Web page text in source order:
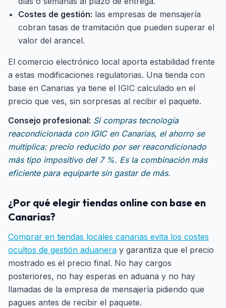
Costes de gestión: las empresas de mensajería
cobran tasas de tramitación que pueden superar el
valor del arancel.
El comercio electrónico local aporta estabilidad frente
a estas modificaciones regulatorias. Una tienda con
base en Canarias ya tiene el IGIC calculado en el
precio que ves, sin sorpresas al recibir el paquete.
Consejo profesional: Si compras tecnología
reacondicionada con IGIC en Canarias, el ahorro se
multiplica: precio reducido por ser reacondicionado
más tipo impositivo del 7 %. Es la combinación más
eficiente para equiparte sin gastar de más.
¿Por qué elegir tiendas online con base en
Canarias?
Comprar en tiendas locales canarias evita los costes
ocultos de gestión aduanera y garantiza que el precio
mostrado es el precio final. No hay cargos
posteriores, no hay esperas en aduana y no hay
llamadas de la empresa de mensajería pidiendo que
pagues antes de recibir el paquete.